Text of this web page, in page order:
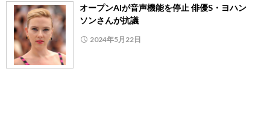
オープンAIが音声機能を停止 俳優S・ヨハン
ソンさんが抗議
2024年5月22日